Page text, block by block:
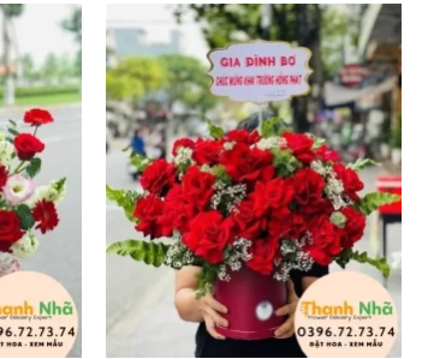
Add to
wishlist
Add to
wishlist